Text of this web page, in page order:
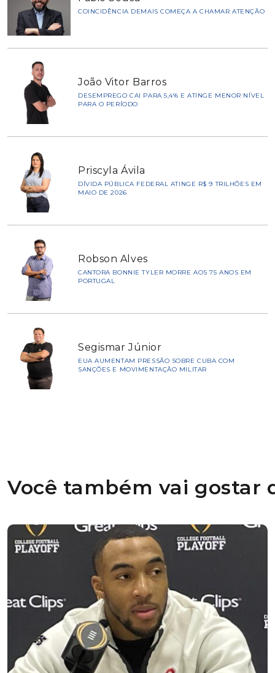
COINCIDÊNCIA DEMAIS COMEÇA A CHAMAR ATENÇÃO
João Vitor Barros
DESEMPREGO CAI PARA 5,4% E ATINGE MENOR NÍVEL
PARA O PERÍODO
Priscyla Ávila
DÍVIDA PÚBLICA FEDERAL ATINGE R$ 9 TRILHÕES EM
MAIO DE 2026
Robson Alves
CANTORA BONNIE TYLER MORRE AOS 75 ANOS EM
PORTUGAL
Segismar Júnior
EUA AUMENTAM PRESSÃO SOBRE CUBA COM
SANÇÕES E MOVIMENTAÇÃO MILITAR
Você também vai gostar